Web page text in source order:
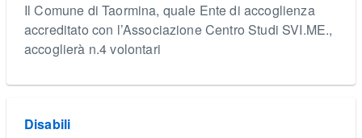
Il Comune di Taormina, quale Ente di accoglienza
accreditato con l’Associazione Centro Studi SVI.ME.,
accoglierà n.4 volontari
Disabili